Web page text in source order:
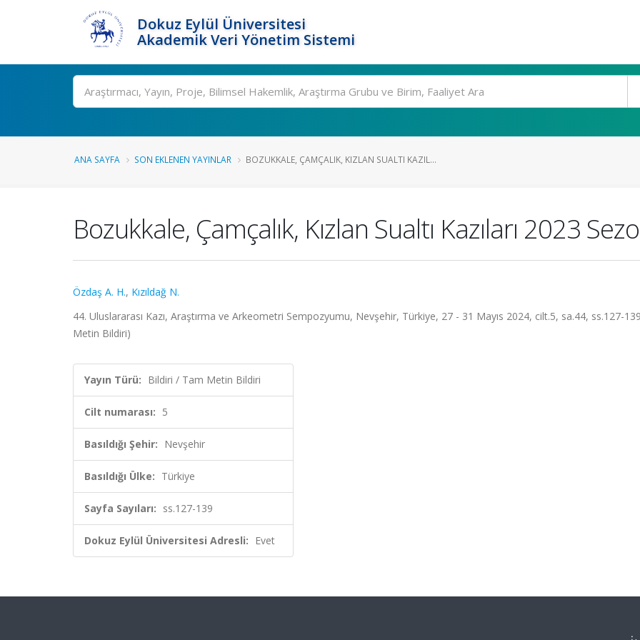
Dokuz Eylül Üniversitesi
Akademik Veri Yönetim Sistemi
Ara
ANA SAYFA SON EKLENEN YAYINLAR BOZUKKALE, ÇAMÇALIK, KIZLAN SUALTI KAZIL...
Bozukkale, Çamçalık, Kızlan Sualtı Kazıları 2023
Özdaş A. H., Kızıldağ N.
44. Uluslararası Kazı, Araştırma ve Arkeometri Sempozyumu, Nevşehir, Türkiye, 27 - 31 Mayıs 2024, cilt.5, sa.44, ss.127-
Metin Bildiri)
Yayın Türü: Bildiri / Tam Metin Bildiri
Cilt numarası: 5
Basıldığı Şehir: Nevşehir
Basıldığı Ülke: Türkiye
Sayfa Sayıları: ss.127-139
Dokuz Eylül Üniversitesi Adresli: Evet